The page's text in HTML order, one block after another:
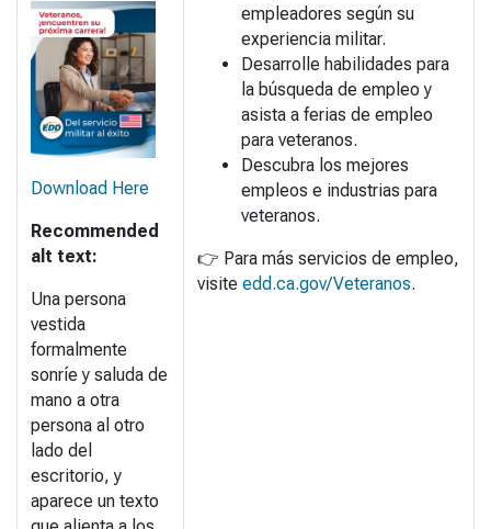
Download Here
Recommended
alt text:
Una persona
vestida
formalmente
sonríe y saluda de
mano a otra
persona al otro
lado del
escritorio, y
aparece un texto
empleadores según su
experiencia militar.
Desarrolle habilidades para
la búsqueda de empleo y
asista a ferias de empleo
para veteranos.
Descubra los mejores
empleos e industrias para
veteranos.
👉 Para más servicios de empleo,
visite edd.ca.gov/Veteranos.